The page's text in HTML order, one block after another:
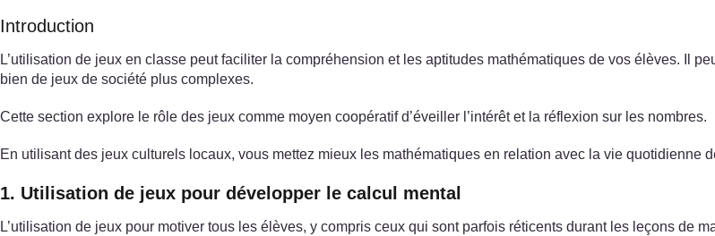
Introduction
L’utilisation de jeux en classe peut faciliter la compréhension et les aptitudes mathématiques de vos élèves. Il
bien de jeux de société plus complexes.
Cette section explore le rôle des jeux comme moyen coopératif d’éveiller l’intérêt et la réflexion sur les nombres.
En utilisant des jeux culturels locaux, vous mettez mieux les mathématiques en relation avec la vie quotidienne
1. Utilisation de jeux pour développer le calcul mental
L’utilisation de jeux pour motiver tous les élèves, y compris ceux qui sont parfois réticents durant les leçons de